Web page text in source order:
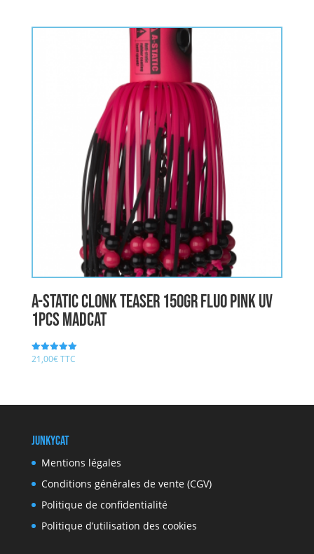
était :est :
A-STATIC CLONK TEASER 150gr FLUO PINK UV
1pcs MADCAT
Note
21,00€TTC
JunkyCat
Mentions légales
Conditions générales de vente (CGV)
Politique de confidentialité
Politique d’utilisation des cookies